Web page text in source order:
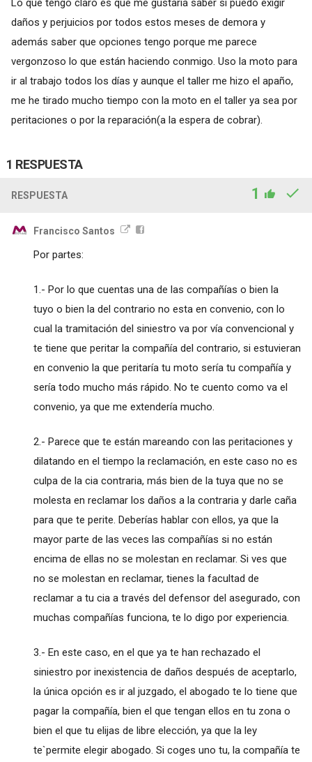
Lo que tengo claro es que me gustaría saber si puedo exigir
daños y perjuicios por todos estos meses de demora y
además saber que opciones tengo porque me parece
vergonzoso lo que están haciendo conmigo. Uso la moto para
ir al trabajo todos los días y aunque el taller me hizo el apaño,
me he tirado mucho tiempo con la moto en el taller ya sea por
peritaciones o por la reparación(a la espera de cobrar).
1 RESPUESTA
RESPUESTA 1
Francisco Santos
Por partes:
1.- Por lo que cuentas una de las compañías o bien la
tuyo o bien la del contrario no esta en convenio, con lo
cual la tramitación del siniestro va por vía convencional y
te tiene que peritar la compañía del contrario, si estuvieran
en convenio la que peritaría tu moto sería tu compañía y
sería todo mucho más rápido. No te cuento como va el
convenio, ya que me extendería mucho.
2.- Parece que te están mareando con las peritaciones y
dilatando en el tiempo la reclamación, en este caso no es
culpa de la cia contraria, más bien de la tuya que no se
molesta en reclamar los daños a la contraria y darle caña
para que te perite. Deberías hablar con ellos, ya que la
mayor parte de las veces las compañías si no están
encima de ellas no se molestan en reclamar. Si ves que
no se molestan en reclamar, tienes la facultad de
reclamar a tu cia a través del defensor del asegurado, con
muchas compañías funciona, te lo digo por experiencia.
3.- En este caso, en el que ya te han rechazado el
siniestro por inexistencia de daños después de aceptarlo,
la única opción es ir al juzgado, el abogado te lo tiene que
pagar la compañía, bien el que tengan ellos en tu zona o
bien el que tu elijas de libre elección, ya que la ley
te`permite elegir abogado. Si coges uno tu, la compañía te